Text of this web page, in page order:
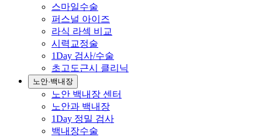
스마일수술
퍼스널 아이즈
라식 라섹 비교
시력교정술
1Day 검사/수술
초고도근시 클리닉
노안·백내장
노안 백내장 센터
노안과 백내장
1Day 정밀 검사
백내장수술